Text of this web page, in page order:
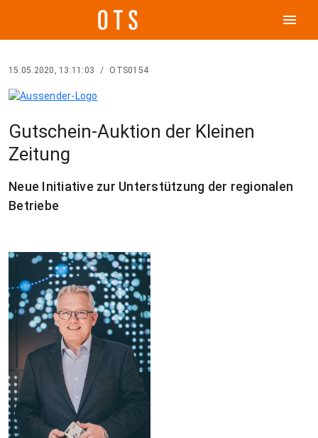
menu
15.05.2020, 13:11:03 / OTS0154
Gutschein-Auktion der Kleinen
Zeitung
Neue Initiative zur Unterstützung der regionalen
Betriebe